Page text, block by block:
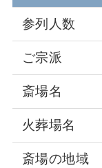
参列人数
ご宗派
斎場名
火葬場名
斎場の地域